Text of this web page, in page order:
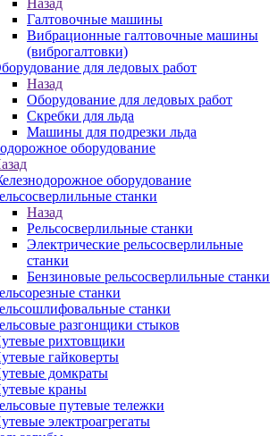
Назад
Галтовочные машины
Вибрационные галтовочные машины
(виброгалтовки)
для ледовых работ
Назад
Оборудование для ледовых работ
Скребки для льда
Машины для подрезки льда
оборудование
оборудование
станки
Назад
Рельсосверлильные станки
Электрические рельсосверлильные
станки
Бензиновые рельсосверлильные станки
станки
станки
разгонщики стыков
рихтовщики
гайковерты
домкраты
краны
путевые тележки
электроагрегаты